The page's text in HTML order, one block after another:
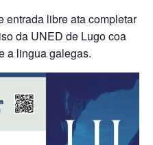
entrada libre ata completar
da UNED de Lugo coa
a lingua galegas.